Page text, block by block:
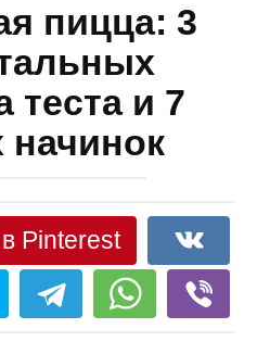
пицца: 3
теста и 7
Pinterest